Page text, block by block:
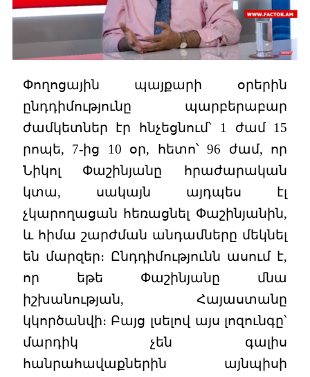
Փողոցային պայքարի օրերին
ընդդիմությունը պարբերաբար
ժամկետներ էր հնչեցնում՝ 1 ժամ 15
րոպե, 7-ից 10 օր, հետո՝ 96 ժամ, որ
Նիկոլ Փաշինյանը հրաժարական
կտա, սակայն այդպես էլ
չկարողացան հեռացնել Փաշինյանին,
և հիմա շարժման անդամները մեկնել
են մարզեր։ Ընդդիմությունն ասում է,
որ եթե Փաշինյանը մնա
իշխանության, Հայաստանը
կկործանվի։ Բայց լսելով այս լոզունգը՝
մարդիկ չեն գալիս
հանրահավաքներին այնպիսի